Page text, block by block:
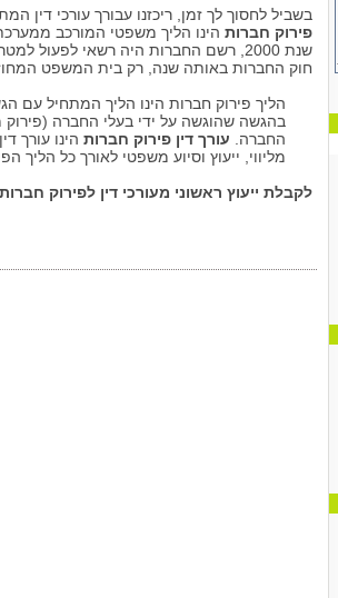
בשביל לחסוך לך זמן, ריכזנו עבורך עורכי דין
פירוק חברות הינו הליך משפטי המורכב
שנת 2000, רשם החברות היה רשאי
חוק החברות באותה שנה, רק בית המשפט
הליך פירוק חברות הינו הליך המתחיל עם
בהגשה שהוגשה על ידי בעלי החברה
החברה. עורך דין פירוק חברות הינו עורך
מליווי, ייעוץ וסיוע משפטי לאורך כל הליך
לקבלת ייעוץ ראשוני מעורכי דין לפירוק